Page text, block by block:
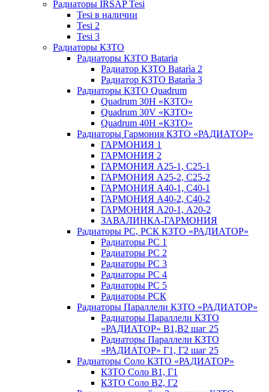
Радиаторы IRSAP Tesi
Tesi в наличии
Tesi 2
Tesi 3
Радиаторы КЗТО
Радиаторы КЗТО Bataria
Радиатор КЗТО Batarìa 2
Радиатор КЗТО Batarìa 3
Радиаторы КЗТО Quadrum
Quadrum 30H «КЗТО»
Quadrum 30V «КЗТО»
Quadrum 40H «КЗТО»
Радиаторы Гармония КЗТО «РАДИАТОР»
ГАРМОНИЯ 1
ГАРМОНИЯ 2
ГАРМОНИЯ А25-1, С25-1
ГАРМОНИЯ А25-2, С25-2
ГАРМОНИЯ А40-1, С40-1
ГАРМОНИЯ А40-2, С40-2
ГАРМОНИЯ А20-1, А20-2
ЗАВАЛИНКА-ГАРМОНИЯ
Радиаторы РС, РСК КЗТО «РАДИАТОР»
Радиаторы РС 1
Радиаторы РС 2
Радиаторы РС 3
Радиаторы РС 4
Радиаторы РС 5
Радиаторы РСК
Радиаторы Параллели КЗТО «РАДИАТОР»
Радиаторы Параллели КЗТО
«РАДИАТОР» В1,В2 шаг 25
Радиаторы Параллели КЗТО
«РАДИАТОР» Г1, Г2 шаг 25
Радиаторы Соло КЗТО «РАДИАТОР»
КЗТО Соло В1, Г1
КЗТО Соло В2, Г2